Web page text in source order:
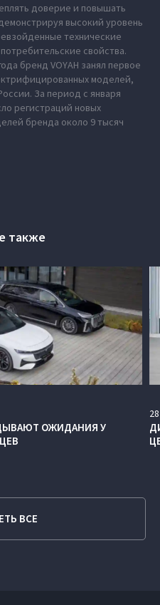
доверие и повышать
высокий уровень
технические
свойства.
бренд VOYAH занял первое
моделей,
За период с января
регистраций новых
бренда около 9 тысяч
также
ОЖИДАНИЯ У
28
ВСЕ